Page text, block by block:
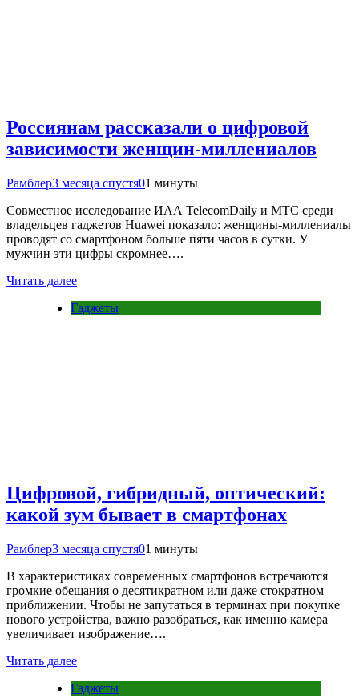
Россиянам рассказали о цифровой
зависимости женщин-миллениалов
Рамблер3 месяца спустя01 минуты
Совместное исследование ИАА TelecomDaily и МТС среди
владельцев гаджетов Huawei показало: женщины-миллениалы
проводят со смартфоном больше пяти часов в сутки. У
мужчин эти цифры скромнее….
Читать далее
Гаджеты
Цифровой, гибридный, оптический:
какой зум бывает в смартфонах
Рамблер3 месяца спустя01 минуты
В характеристиках современных смартфонов встречаются
громкие обещания о десятикратном или даже стократном
приближении. Чтобы не запутаться в терминах при покупке
нового устройства, важно разобраться, как именно камера
увеличивает изображение….
Читать далее
Гаджеты